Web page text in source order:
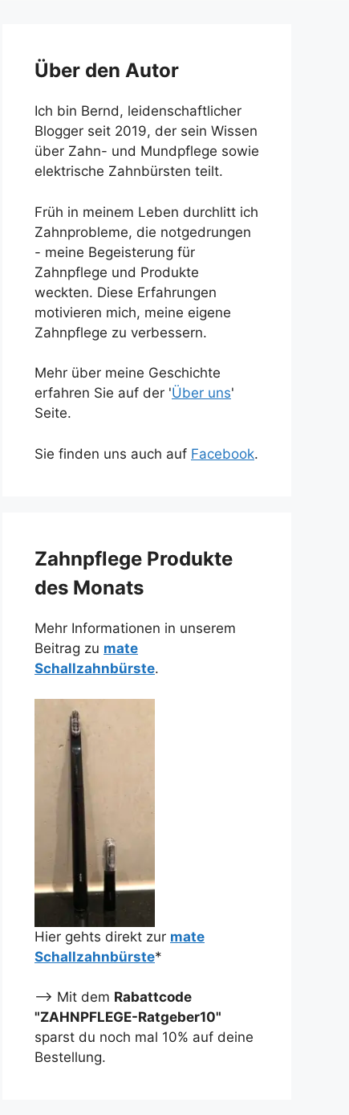
Über den Autor
Ich bin Bernd, leidenschaftlicher
Blogger seit 2019, der sein Wissen
über Zahn- und Mundpflege sowie
elektrische Zahnbürsten teilt.
Früh in meinem Leben durchlitt ich
Zahnprobleme, die notgedrungen
- meine Begeisterung für
Zahnpflege und Produkte
weckten. Diese Erfahrungen
motivieren mich, meine eigene
Zahnpflege zu verbessern.
Mehr über meine Geschichte
erfahren Sie auf der 'Über uns'
Seite.
Sie finden uns auch auf Facebook.
Zahnpflege Produkte
des Monats
Mehr Informationen in unserem
Beitrag zu mate
Schallzahnbürste.
Hier gehts direkt zur mate
Schallzahnbürste*
--> Mit dem Rabattcode
"ZAHNPFLEGE-Ratgeber10"
sparst du noch mal 10% auf deine
Bestellung.